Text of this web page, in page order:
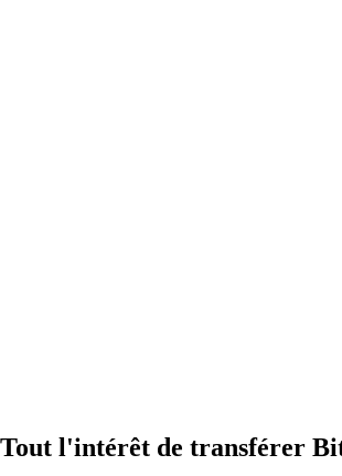
Tout l'intérêt de transférer